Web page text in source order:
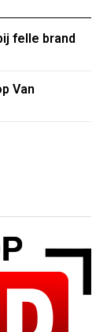
felle brand
Van